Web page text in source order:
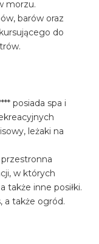
morzu.
barów oraz
do
posiada spa i
leżaki na
w których
także inne posiłki.
a także ogród.